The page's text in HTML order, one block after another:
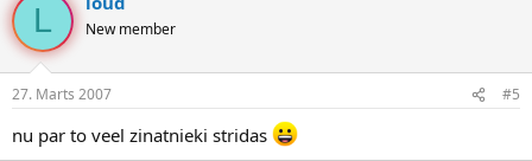
L New member
27. Marts 2007 #5
nu par to veel zinatnieki stridas